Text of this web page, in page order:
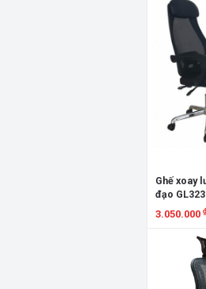
Ghế xoay
đạo GL323
3.050.000
Xem chi